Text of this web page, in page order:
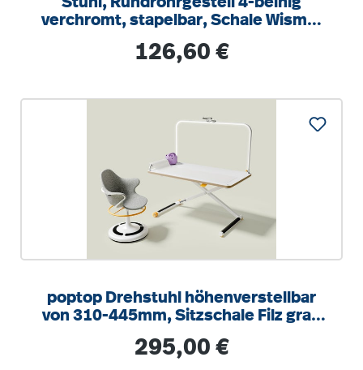
verchromt, stapelbar, Schale Wismar
Regulärer Preis:
126,60 €
poptop Drehstuhl höhenverstellbar
von 310-445mm, Sitzschale Filz grau
Regulärer Preis:
295,00 €